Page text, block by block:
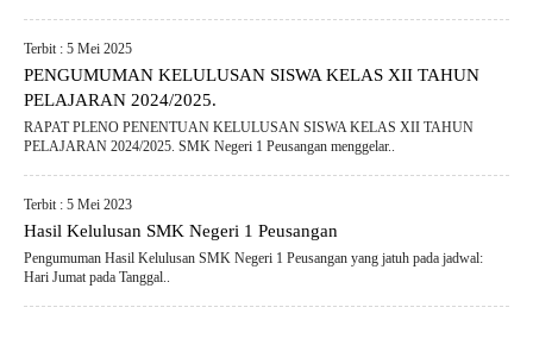
Terbit : 5 Mei 2025
PENGUMUMAN KELULUSAN SISWA KELAS XII TAHUN
PELAJARAN 2024/2025.
RAPAT PLENO PENENTUAN KELULUSAN SISWA KELAS XII TAHUN
PELAJARAN 2024/2025. SMK Negeri 1 Peusangan menggelar..
Terbit : 5 Mei 2023
Hasil Kelulusan SMK Negeri 1 Peusangan
Pengumuman Hasil Kelulusan SMK Negeri 1 Peusangan yang jatuh pada jadwal:
Hari Jumat pada Tanggal..